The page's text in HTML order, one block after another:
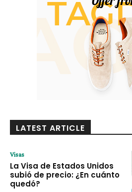
LATEST ARTICLE
Visas
La Visa de Estados Unidos
subió de precio: ¿En cuánto
quedó?